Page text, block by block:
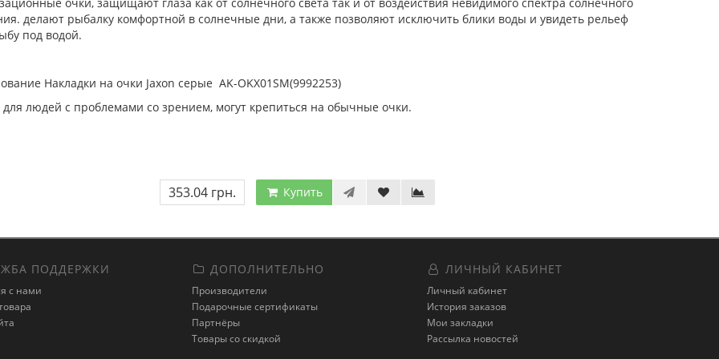
делают рыбалку комфортной в солнечные дни, а также позволяют исключить блики воды и увидеть рельеф
под водой.
Накладки на очки Jaxon серые AK-OKX01SM(9992253)
людей с проблемами со зрением, могут крепиться на обычные очки.
353.04 грн. Купить
ПОДДЕРЖКИ
с нами
ДОПОЛНИТЕЛЬНО
Производители
Подарочные сертификаты
Партнёры
Товары со скидкой
ЛИЧНЫЙ КАБИНЕТ
Личный кабинет
История заказов
Мои закладки
Рассылка новостей